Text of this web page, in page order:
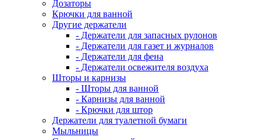
Дозаторы
Крючки для ванной
Другие держатели
- Держатели для запасных рулонов
- Держатели для газет и журналов
- Держатели для фена
- Держатели освежителя воздуха
Шторы и карнизы
- Шторы для ванной
- Карнизы для ванной
- Крючки для штор
Держатели для туалетной бумаги
Мыльницы